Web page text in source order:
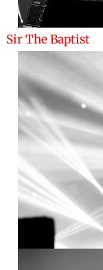
Sir The Baptist